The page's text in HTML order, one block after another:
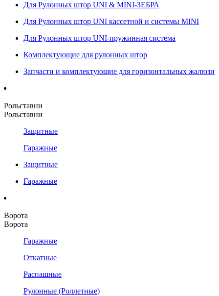
Для Рулонных штор UNI & MINI-ЗЕБРА
Для Рулонных штор UNI кассетной и системы MINI
Для Рулонных штор UNI-пружинная система
Комплектующие для рулонных штор
Запчасти и комплектующие для горизонтальных жалюзи
Рольставни
Рольставни
Защитные
Гаражные
Защитные
Гаражные
Ворота
Ворота
Гаражные
Откатные
Распашные
Рулонные (Роллетные)